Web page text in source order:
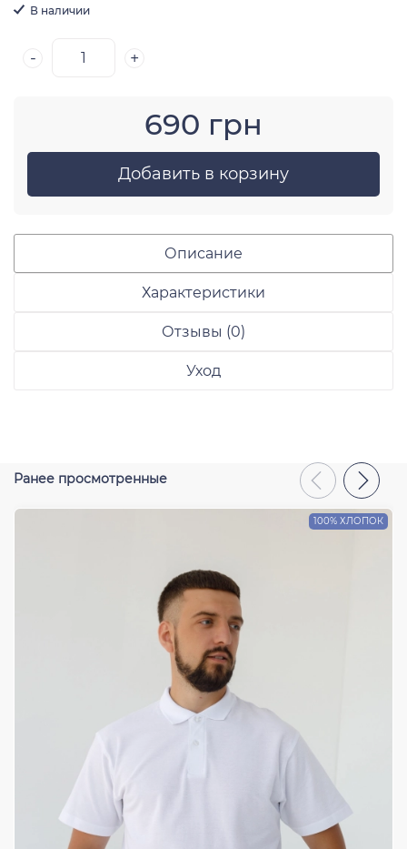
В наличии
- +
690 грн
Добавить в корзину
Описание
Характеристики
Отзывы (0)
Уход
Ранее просмотренные
100% ХЛОПОК